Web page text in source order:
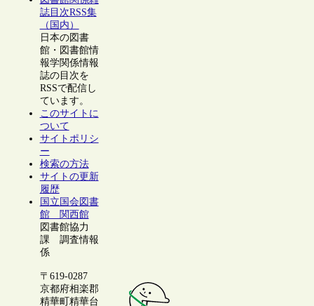
誌目次RSS集
（国内）
日本の図書
館・図書館情
報学関係情報
誌の目次を
RSSで配信し
ています。
このサイトに
ついて
サイトポリシ
ー
検索の方法
サイトの更新
履歴
国立国会図書
館 関西館
図書館協力
課 調査情報
係
〒619-0287
京都府相楽郡
精華町精華台